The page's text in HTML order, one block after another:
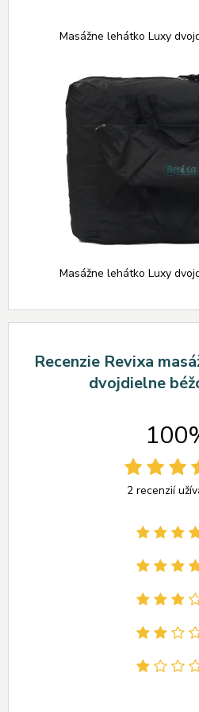
Masážne lehátko Luxy
Masážne lehátko Luxy
Recenzie Revixa
dvojdielne
2 recenzií